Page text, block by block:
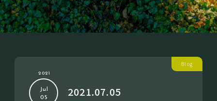
Blog
2021
Jul
05
2021.07.05